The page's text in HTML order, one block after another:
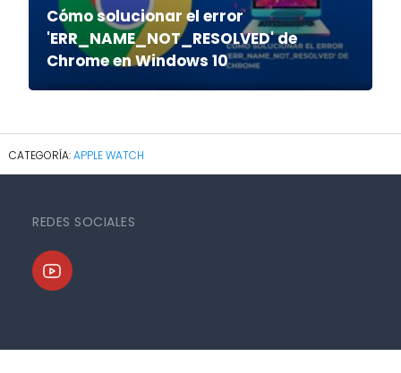
Cómo solucionar el error
'ERR_NAME_NOT_RESOLVED' de
Chrome en Windows 10
APPLE WATCH
REDES SOCIALES